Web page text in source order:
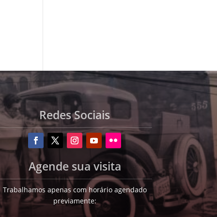
Redes Sociais
Agende sua visita
Trabalhamos apenas com horário agendado
previamente: